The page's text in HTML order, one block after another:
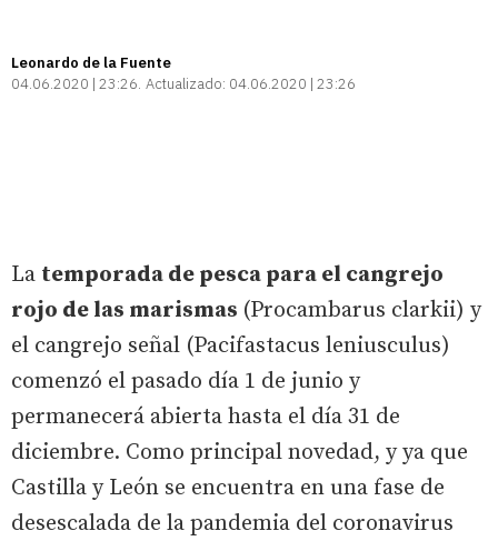
Leonardo de la Fuente
04.06.2020 | 23:26 Actualizado: 04.06.2020 | 23:26
La temporada de pesca para el cangrejo
rojo de las marismas (Procambarus clarkii) y
el cangrejo señal (Pacifastacus leniusculus)
comenzó el pasado día 1 de junio y
permanecerá abierta hasta el día 31 de
diciembre. Como principal novedad, y ya que
Castilla y León se encuentra en una fase de
desescalada de la pandemia del coronavirus